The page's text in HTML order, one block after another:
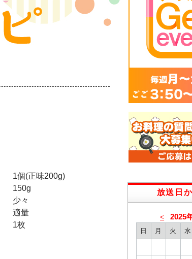
1個(正味200g)
150g
少々
適量
1枚
放送日
< 2025
日
月 火 水